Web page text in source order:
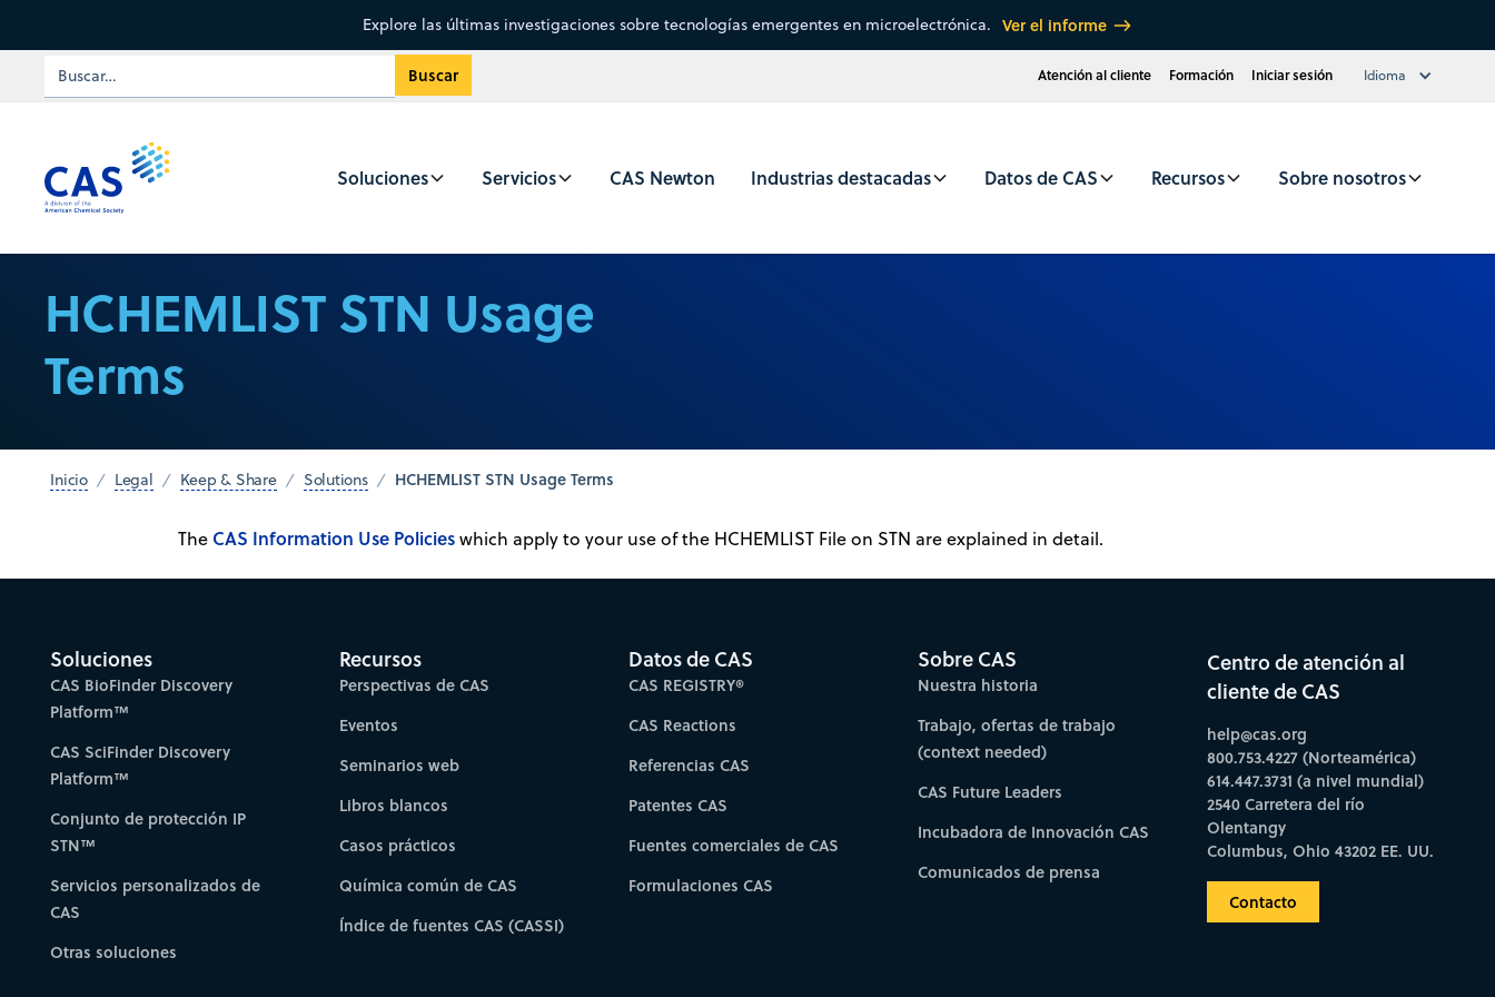
Explore las últimas investigaciones sobre tecnologías emergentes en microelectrónica. Ver el informe
Atención al cliente Formación Iniciar sesión Idioma
Soluciones Servicios CAS Newton Industrias destacadas Datos de CAS Recursos Sobre nosotros
HCHEMLIST STN Usage
Terms
Inicio Legal Keep & Share Solutions HCHEMLIST STN Usage Terms
The CAS Information Use Policieswhich apply to your use of the HCHEMLIST File on STN are explained in detail.
Soluciones
CAS BioFinder Discovery
Platform™
CAS SciFinder Discovery
Platform™
Conjunto de protección IP
STN™
Servicios personalizados de
CAS
Otras soluciones
Recursos
Perspectivas de CAS
Eventos
Seminarios web
Libros blancos
Casos prácticos
Química común de CAS
Índice de fuentes CAS (CASSI)
Datos de CAS
CAS REGISTRY®
CAS Reactions
Referencias CAS
Patentes CAS
Fuentes comerciales de CAS
Formulaciones CAS
Sobre CAS
Nuestra historia
Trabajo, ofertas de trabajo
(context needed)
CAS Future Leaders
Incubadora de Innovación CAS
Comunicados de prensa
Centro de atención al
cliente de CAS
help@cas.org
800.753.4227 (Norteamérica)
614.447.3731 (a nivel mundial)
2540 Carretera del río
Olentangy
Columbus, Ohio 43202 EE. UU.
Contacto